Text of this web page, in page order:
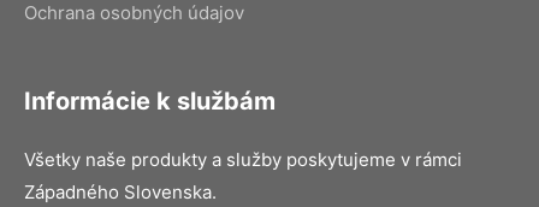
Ochrana osobných údajov
Informácie k službám
Všetky naše produkty a služby poskytujeme v rámci
Západného Slovenska.